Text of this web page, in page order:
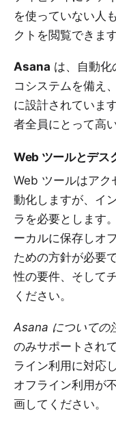
を使っていない人
クトを閲覧できます
Asana は、自動化
コシステムを備え
に設計されていま
者全員にとって高
Web ツールとデス
Web ツールはアク
動化しますが、イ
ラを必要とします
ーカルに保存しオ
ための方針が必要で
性の要件、そして
ください。
Asana についての
のみサポートされ
ライン利用に対応
オフライン利用が
画してください。